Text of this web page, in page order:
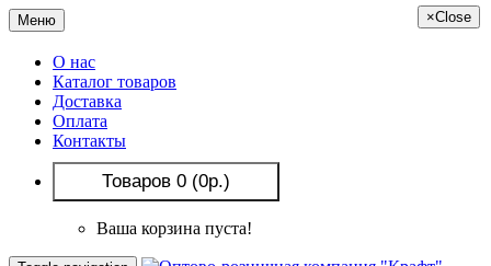
Меню
О нас
Каталог товаров
Доставка
Оплата
Контакты
Товаров 0 (0р.)
Ваша корзина пуста!
×Close